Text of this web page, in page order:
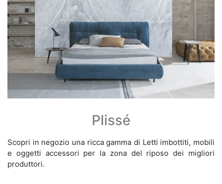
Plissé
Scopri in negozio una ricca gamma di Letti imbottiti, mobili
e oggetti accessori per la zona del riposo dei migliori
produttori.